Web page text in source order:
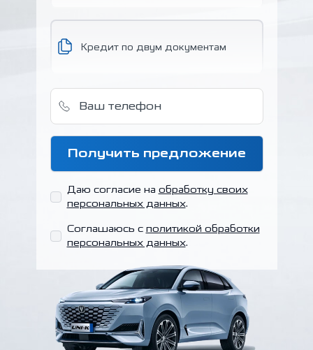
Кредит по двум документам
Ваш телефон
Получить предложение
Даю согласие на обработку своих
персональных данных.
Соглашаюсь с политикой обработки
персональных данных.